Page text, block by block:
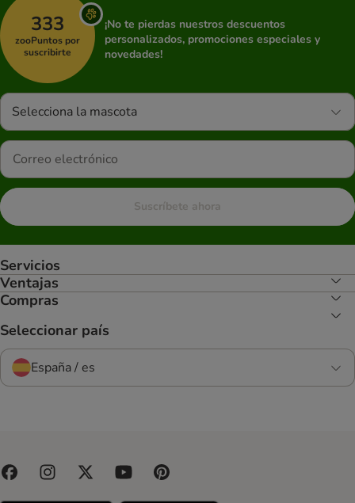
333
zooPuntos por
suscribirte
¡No te pierdas nuestros descuentos
personalizados, promociones especiales y
novedades!
Selecciona la mascota
Suscríbete ahora
Servicios
Ventajas
Compras
Seleccionar país
España / es